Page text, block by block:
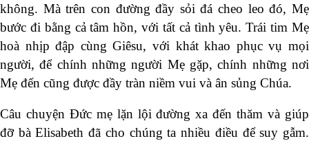
không. Mà trên con đường đầy sỏi đá cheo leo đó, Mẹ
bước đi bằng cả tâm hồn, với tất cả tình yêu. Trái tim Mẹ
hoà nhịp đập cùng Giêsu, với khát khao phục vụ mọi
người, để chính những người Mẹ gặp, chính những nơi
Mẹ đến cũng được đầy tràn niềm vui và ân sủng Chúa.
Câu chuyện Đức mẹ lặn lội đường xa đến thăm và giúp
đỡ bà Elisabeth đã cho chúng ta nhiều điều để suy gẫm.